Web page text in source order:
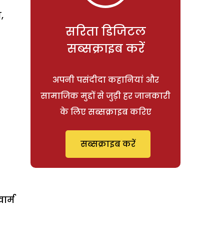
सरिता डिजिटल
सब्सक्राइब करें
अपनी पसंदीदा कहानियां और
सामाजिक मुद्दों से जुड़ी हर जानकारी
के लिए सब्सक्राइब करिए
सब्सक्राइब करें